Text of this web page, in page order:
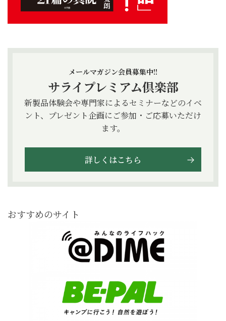
メールマガジン会員募集中!!
サライプレミアム倶楽部
新製品体験会や専門家によるセミナーなどのイベ
ント、プレゼント企画にご参加・ご応募いただけ
ます。
詳しくはこちら
おすすめのサイト